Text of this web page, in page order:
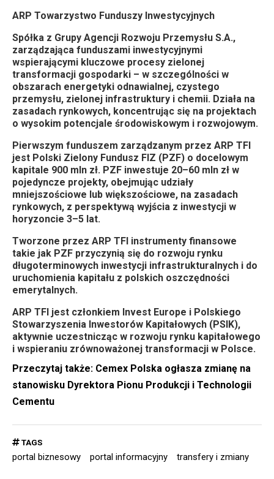
ARP Towarzystwo Funduszy Inwestycyjnych
Spółka z Grupy Agencji Rozwoju Przemysłu S.A.,
zarządzająca funduszami inwestycyjnymi
wspierającymi kluczowe procesy zielonej
transformacji gospodarki – w szczególności w
obszarach energetyki odnawialnej, czystego
przemysłu, zielonej infrastruktury i chemii. Działa na
zasadach rynkowych, koncentrując się na projektach
o wysokim potencjale środowiskowym i rozwojowym.
Pierwszym funduszem zarządzanym przez ARP TFI
jest Polski Zielony Fundusz FIZ (PZF) o docelowym
kapitale 900 mln zł. PZF inwestuje 20–60 mln zł w
pojedyncze projekty, obejmując udziały
mniejszościowe lub większościowe, na zasadach
rynkowych, z perspektywą wyjścia z inwestycji w
horyzoncie 3–5 lat.
Tworzone przez ARP TFI instrumenty finansowe
takie jak PZF przyczynią się do rozwoju rynku
długoterminowych inwestycji infrastrukturalnych i do
uruchomienia kapitału z polskich oszczędności
emerytalnych.
ARP TFI jest członkiem Invest Europe i Polskiego
Stowarzyszenia Inwestorów Kapitałowych (PSIK),
aktywnie uczestnicząc w rozwoju rynku kapitałowego
i wspieraniu zrównoważonej transformacji w Polsce.
Przeczytaj także: Cemex Polska ogłasza zmianę na
stanowisku Dyrektora Pionu Produkcji i Technologii
Cementu
TAGS
portal biznesowy portal informacyjny transfery i zmiany